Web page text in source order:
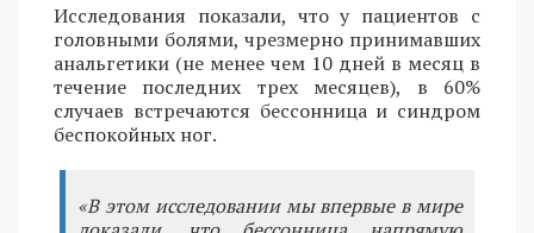
Исследования показали, что у пациентов с
головными болями, чрезмерно принимавших
анальгетики (не менее чем 10 дней в месяц в
течение последних трех месяцев), в 60%
случаев встречаются бессонница и синдром
беспокойных ног.
«В этом исследовании мы впервые в мире